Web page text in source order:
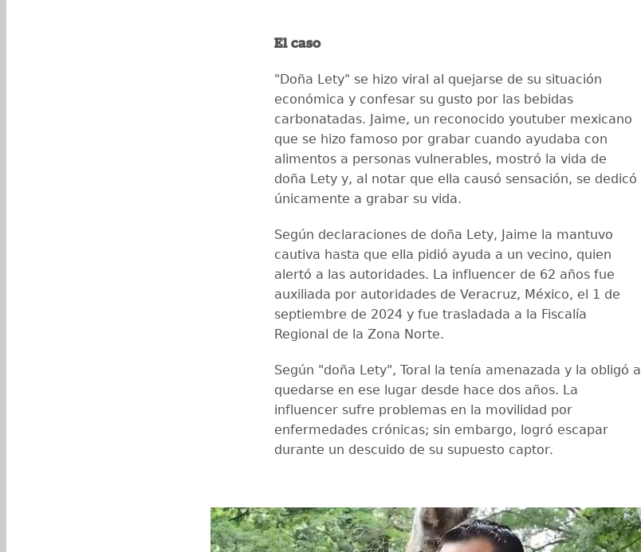
El caso
"Doña Lety" se hizo viral al quejarse de su situación
económica y confesar su gusto por las bebidas
carbonatadas. Jaime, un reconocido youtuber mexicano
que se hizo famoso por grabar cuando ayudaba con
alimentos a personas vulnerables, mostró la vida de
doña Lety y, al notar que ella causó sensación, se dedicó
únicamente a grabar su vida.
Según declaraciones de doña Lety, Jaime la mantuvo
cautiva hasta que ella pidió ayuda a un vecino, quien
alertó a las autoridades. La influencer de 62 años fue
auxiliada por autoridades de Veracruz, México, el 1 de
septiembre de 2024 y fue trasladada a la Fiscalía
Regional de la Zona Norte.
Según "doña Lety", Toral la tenía amenazada y la obligó a
quedarse en ese lugar desde hace dos años. La
influencer sufre problemas en la movilidad por
enfermedades crónicas; sin embargo, logró escapar
durante un descuido de su supuesto captor.